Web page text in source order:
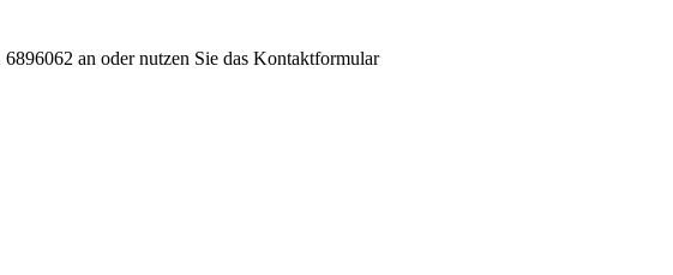
an oder nutzen Sie das Kontaktformular